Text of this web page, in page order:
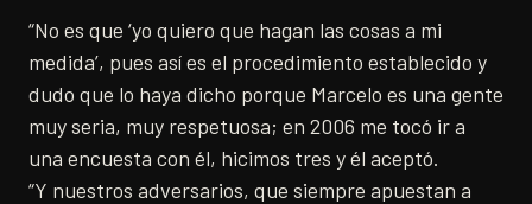
“No es que ‘yo quiero que hagan las cosas a mi
medida’, pues así es el procedimiento establecido y
dudo que lo haya dicho porque Marcelo es una gente
muy seria, muy respetuosa; en 2006 me tocó ir a
una encuesta con él, hicimos tres y él aceptó.
“Y nuestros adversarios, que siempre apuestan a